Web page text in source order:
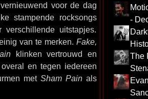
voor de dag
stampende rocksongs
uitstapjes.
van te merken. Fake,
klinken vertrouwd en
en tegen iedereen
met Sham Painals
-
The